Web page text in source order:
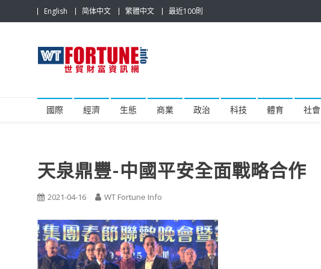
to
English 简体中文 繁體中文 最近100則
國際 經濟 生態 商業 政治 科技 體育 社會
天泉鼎豐-中國平安全面戰略合作
2021-04-16 WT Fortune Info